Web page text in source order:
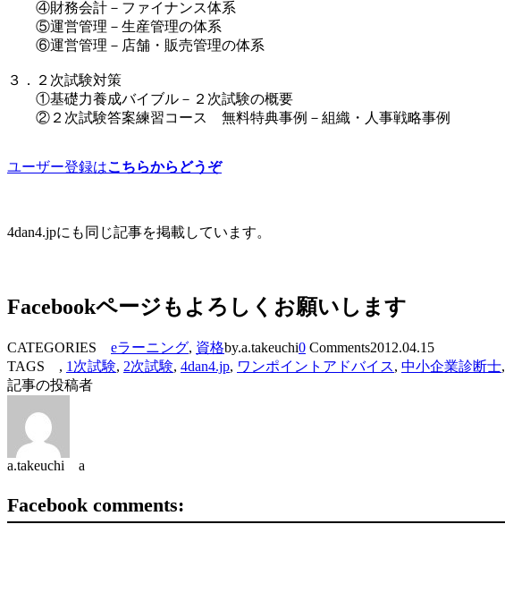
④財務会計－ファイナンス体系
⑤運営管理－生産管理の体系
⑥運営管理－店舗・販売管理の体系
３．２次試験対策
①基礎力養成バイブル－２次試験の概要
②２次試験答案練習コース 無料特典事例－組織・人事戦略事例
ユーザー登録はこちらからどうぞ
4dan4.jpにも同じ記事を掲載しています。
Facebookページもよろしくお願いします
CATEGORIES eラーニング, 資格by.a.takeuchi0 Comments2012.04.15
TAGS , 1次試験, 2次試験, 4dan4.jp, ワンポイントアドバイス, 中小企業診断士,
記事の投稿者
a.takeuchi a
Facebook comments: